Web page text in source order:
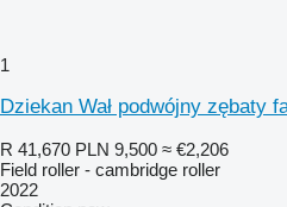
1
Dziekan Wał podwójny zębaty
R 41,670 PLN 9,500 ≈ €2,206
Field roller - cambridge roller
2022